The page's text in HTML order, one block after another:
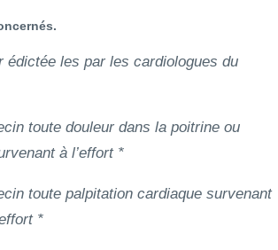
édictée les par les cardiologues du
toute douleur dans la poitrine ou
à l’effort *
toute palpitation cardiaque survenant
*